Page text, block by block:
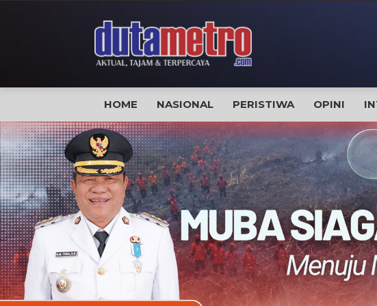
HOME NASIONAL PERISTIWA OPINI